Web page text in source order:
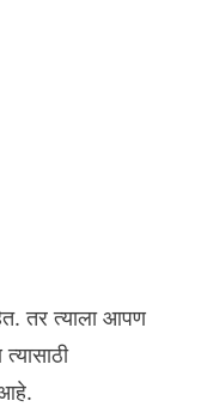
तर त्याला आपण